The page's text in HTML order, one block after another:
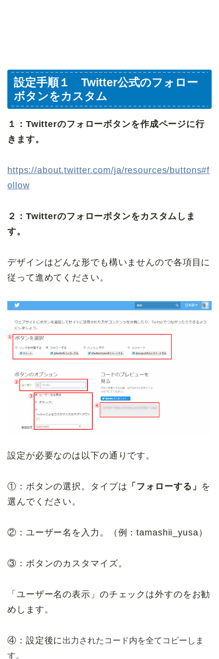
設定手順１ Twitter公式のフォロー
ボタンをカスタム
１：Twitterのフォローボタンを作成ページに行
きます。
https://about.twitter.com/ja/resources/buttons#f
ollow
２：Twitterのフォローボタンをカスタムしま
す。
デザインはどんな形でも構いませんので各項目に
従って進めてください。
設定が必要なのは以下の通りです。
①：ボタンの選択。タイプは 「フォローする」
を
選んでください。
②：ユーザー名を入力。（例：tamashii_yusa）
③：ボタンのカスタマイズ。
「ユーザー名の表示」のチェックは外すのをお勧
めします。
④：設定後に出力されたコード内を全てコピーしま
す。